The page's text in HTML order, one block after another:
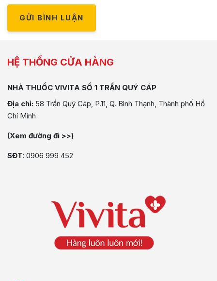
GỬI BÌNH LUẬN
HỆ THỐNG CỬA HÀNG
NHÀ THUỐC VIVITA SỐ 1 TRẦN QUÝ CÁP
Địa chỉ: 58 Trần Quý Cáp, P.11, Q. Bình Thạnh, Thành phố Hồ
Chí Minh
(Xem đường đi >>)
SĐT: 0906 999 452